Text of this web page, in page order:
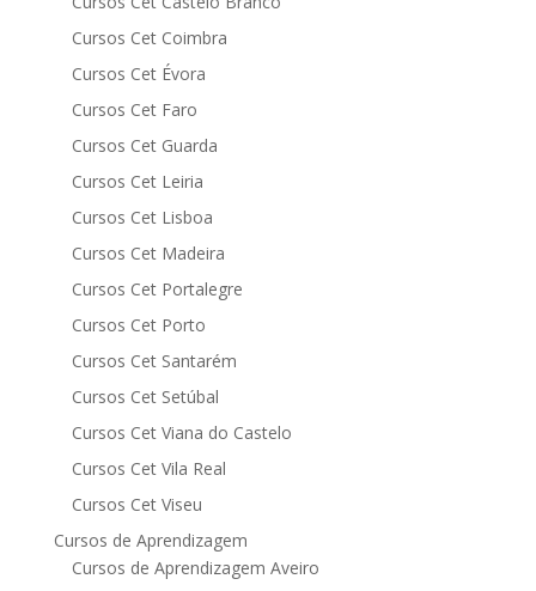
Cursos Cet Coimbra
Cursos Cet Évora
Cursos Cet Faro
Cursos Cet Guarda
Cursos Cet Leiria
Cursos Cet Lisboa
Cursos Cet Madeira
Cursos Cet Portalegre
Cursos Cet Porto
Cursos Cet Santarém
Cursos Cet Setúbal
Cursos Cet Viana do Castelo
Cursos Cet Vila Real
Cursos Cet Viseu
Cursos de Aprendizagem
Cursos de Aprendizagem Aveiro